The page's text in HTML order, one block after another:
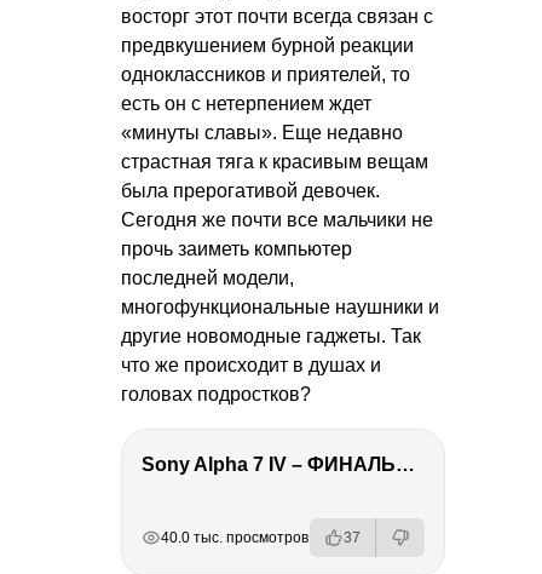
восторг этот почти всегда связан с
предвкушением бурной реакции
одноклассников и приятелей, то
есть он с нетерпением ждет
«минуты славы». Еще недавно
страстная тяга к красивым вещам
была прерогативой девочек.
Сегодня же почти все мальчики не
прочь заиметь компьютер
последней модели,
многофункциональные наушники и
другие новомодные гаджеты. Так
что же происходит в душах и
головах подростков?
Sony Alpha 7 IV – ФИНАЛЬНЫЙ ОБЗОР
40.0 тыс. просмотров 37